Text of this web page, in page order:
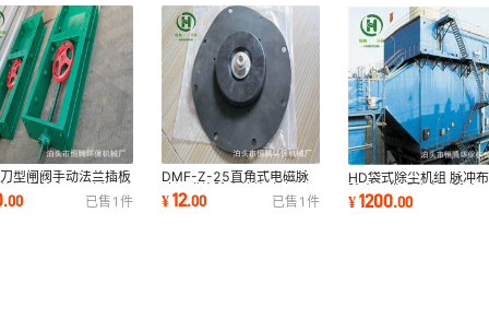
型闸阀手动法兰插板
闸门除尘器平板闸板
厂
.00 已售 1 件
DMF-Z-25直角式电磁脉
冲阀膜片除尘垫片喷吹阀阀
片密封件线圈
¥12.00 已售 1 件
HD袋式除尘机组 脉冲
除尘器袋式收尘器除尘
造维修厂家
¥1200.00